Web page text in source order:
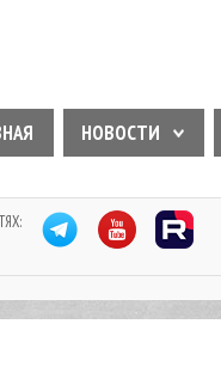
НОВОСТИ